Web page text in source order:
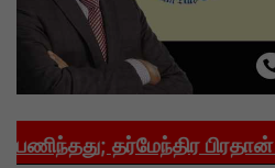
தர்மேந்திர பிரதான்